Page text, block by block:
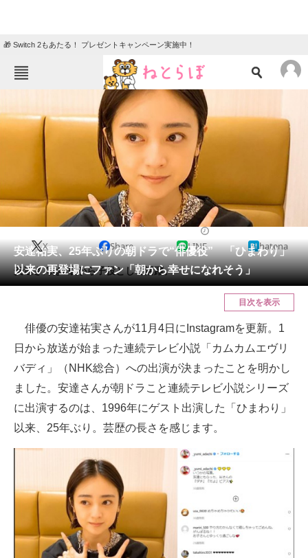
🎁 Switch 2もあたる！ プレゼントキャンペーン実施中！
TOP ニュース
クイズ
地域
教育・育児
リサーチ
会員記事
メディア
ITの今と未来を見通す
スマホと通信の最新トレンド
進化するPCとデバイスの未来
好きが集まる 比べて選べる
AI活用のいまが分かる
企業ITのトレンドを詳説
経営リーダーのコミュニティ
安達祐実、25年ぶりの朝ドラで“俳優役” 「ひまわり」
以来の再登場にファン「朝から幸せになれそう」
X Share LINE hatena
安達さんは2歳から子役として活躍。
目次を表示
俳優の安達祐実さんが11月4日にInstagramを更新。1
日から放送が始まった連続テレビ小説「カムカムエヴリ
バディ」（NHK総合）への出演が決まったことを明かし
ました。安達さんが朝ドラこと連続テレビ小説シリーズ
に出演するのは、1996年にゲスト出演した「ひまわり」
以来、25年ぶり。芸歴の長さを感じます。